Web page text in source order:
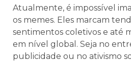
Atualmente, é impossível
os memes. Eles marcam
sentimentos coletivos e até
em nível global. Seja no
publicidade ou no ativismo